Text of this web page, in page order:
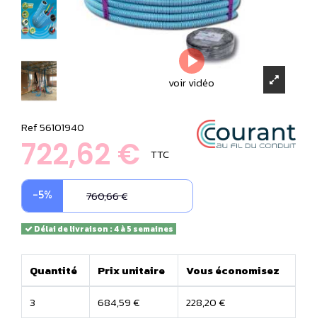
voir vidéo
Ref56101940
722,62 € TTC
-5% 760,66 €
Délai de livraison : 4 à 5 semaines
Quantité Prix unitaire
Vous économisez
3
684,59 € 228,20 €